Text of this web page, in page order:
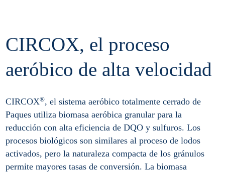
CIRCOX, el proceso
aeróbico de alta velocidad
CIRCOX®, el sistema aeróbico totalmente cerrado de
Paques utiliza biomasa aeróbica granular para la
reducción con alta eficiencia de DQO y sulfuros. Los
procesos biológicos son similares al proceso de lodos
activados, pero la naturaleza compacta de los gránulos
permite mayores tasas de conversión. La biomasa